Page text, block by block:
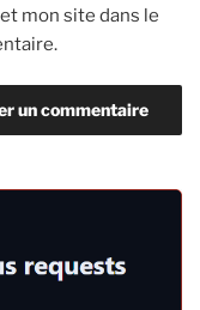
mon site dans le